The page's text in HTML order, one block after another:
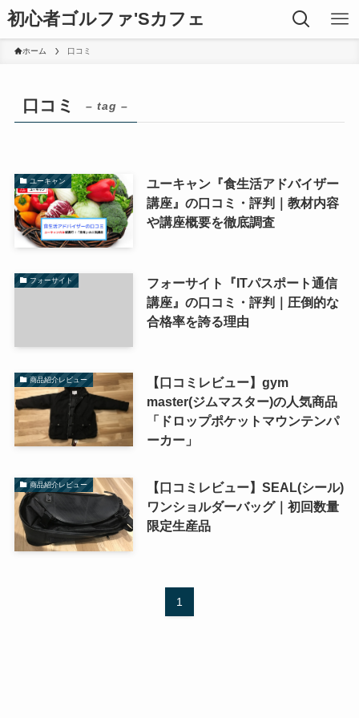
初心者ゴルファ'Sカフェ
ホーム 口コミ
口コミ – tag –
ユーキャン
ユーキャン『食生活アドバイザー
講座』の口コミ・評判｜教材内容
や講座概要を徹底調査
フォーサイト
フォーサイト『ITパスポート通信
講座』の口コミ・評判｜圧倒的な
合格率を誇る理由
商品紹介レビュー
【口コミレビュー】gym
master(ジムマスター)の人気商品
「ドロップポケットマウンテンパ
ーカー」
商品紹介レビュー
【口コミレビュー】SEAL(シール)
ワンショルダーバッグ｜初回数量
限定生産品
1